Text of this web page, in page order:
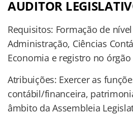
AUDITOR
Requisitos: Formação de
Administração, Ciências
Economia e registro no
Atribuições: Exercer as
contábil/financeira,
âmbito da Assembleia